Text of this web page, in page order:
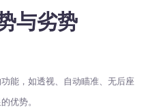
与劣势
能，如透视、自动瞄准、无后座
优势。